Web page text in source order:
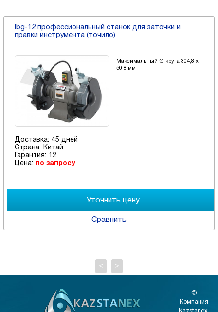
Ibg-12 профессиональный станок для заточки и
правки инструмента (точило)
Максимальный ∅ круга 304,8 х
50,8 мм
Доставка: 45 дней
Страна:
Китай
Гарантия:
12
Цена:
по запросу
Сравнить
< >
©
Компания